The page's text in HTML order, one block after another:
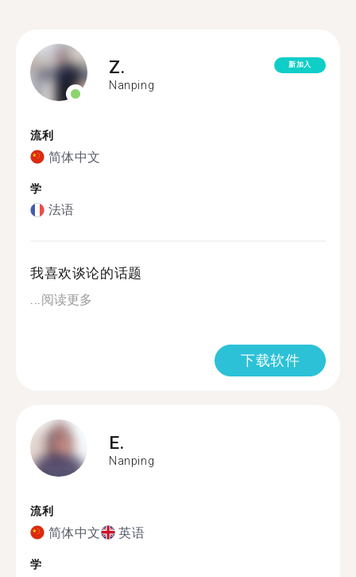
Z.
Nanping
新加入
流利
简体中文
学
法语
我喜欢谈论的话题
...阅读更多
下载软件
E.
Nanping
流利
简体中文 英语
学